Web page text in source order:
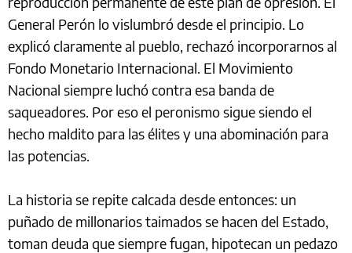
General Perón lo vislumbró desde el principio. Lo
explicó claramente al pueblo, rechazó incorporarnos al
Fondo Monetario Internacional. El Movimiento
Nacional siempre luchó contra esa banda de
saqueadores. Por eso el peronismo sigue siendo el
hecho maldito para las élites y una abominación para
las potencias.
La historia se repite calcada desde entonces: un
puñado de millonarios taimados se hacen del Estado,
toman deuda que siempre fugan, hipotecan un pedazo